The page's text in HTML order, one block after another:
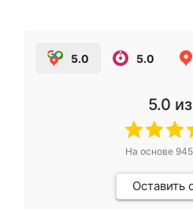
5.0 5.0
5.0
На основе 945
Оставить